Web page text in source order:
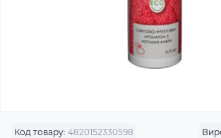
Код товару: 4820152330598